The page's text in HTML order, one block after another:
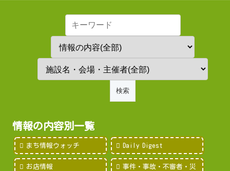
情報の内容別一覧
まち情報ウォッチ Daily Digest
お店情報
事件・事故・不審者・災